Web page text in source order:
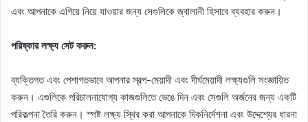
এবং আপনাকে এগিয়ে নিয়ে যাওয়ার জন্য সেগুলিকে জ্বালানী হিসাবে ব্যবহার করুন।
পরিষ্কার লক্ষ্য সেট করুন:
ব্যক্তিগত এবং পেশাগতভাবে আপনার স্বল্প-মেয়াদী এবং দীর্ঘমেয়াদী লক্ষ্যগুলি সংজ্ঞায়িত
করুন। এগুলিকে পরিচালনাযোগ্য কাজগুলিতে ভেঙে দিন এবং সেগুলি অর্জনের জন্য একটি
পরিকল্পনা তৈরি করুন। স্পষ্ট লক্ষ্য স্থির করা আপনাকে দিকনির্দেশনা এবং উদ্দেশ্যের ধারনা